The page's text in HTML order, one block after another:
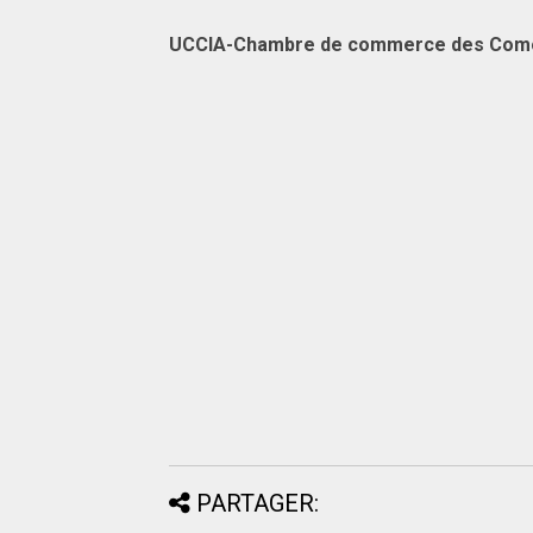
UCCIA-Chambre de commerce des
PARTAGER: